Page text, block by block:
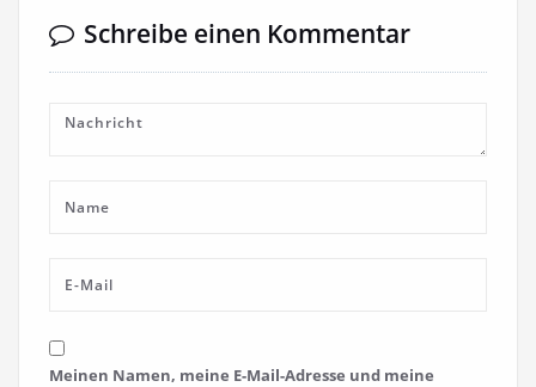
Schreibe einen Kommentar
Meinen Namen, meine E-Mail-Adresse und meine